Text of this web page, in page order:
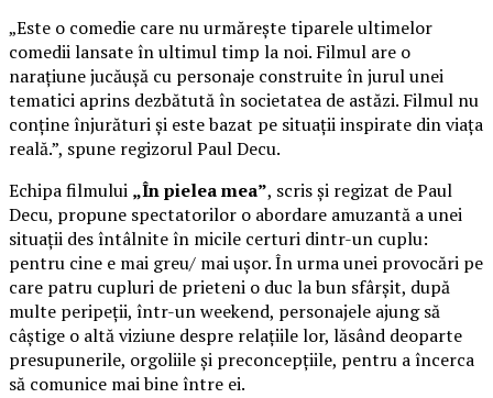
„Este o comedie care nu urmărește tiparele ultimelor
comedii lansate în ultimul timp la noi. Filmul are o
narațiune jucăușă cu personaje construite în jurul unei
tematici aprins dezbătută în societatea de astăzi. Filmul nu
conține înjurături și este bazat pe situații inspirate din viața
reală.”, spune regizorul Paul Decu.
Echipa filmului „În pielea mea”, scris și regizat de Paul
Decu, propune spectatorilor o abordare amuzantă a unei
situații des întâlnite în micile certuri dintr-un cuplu:
pentru cine e mai greu/ mai ușor. În urma unei provocări pe
care patru cupluri de prieteni o duc la bun sfârșit, după
multe peripeții, într-un weekend, personajele ajung să
câștige o altă viziune despre relațiile lor, lăsând deoparte
presupunerile, orgoliile și preconcepțiile, pentru a încerca
să comunice mai bine între ei.